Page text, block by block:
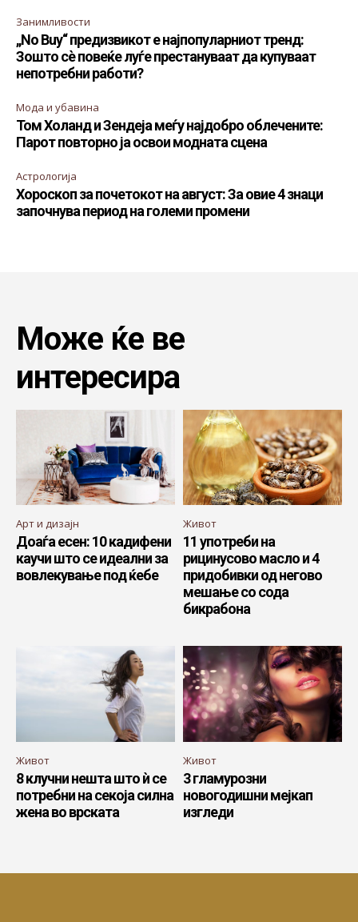
Занимливости
„No Buy“ предизвикот е најпопуларниот тренд:
Зошто сè повеќе луѓе престануваат да купуваат
непотребни работи?
Мода и убавина
Том Холанд и Зендеја меѓу најдобро облечените:
Парот повторно ја освои модната сцена
Астрологија
Хороскоп за почетокот на август: За овие 4 знаци
започнува период на големи промени
Може ќе ве
интересира
Арт и дизајн
Доаѓа есен: 10 кадифени
каучи што се идеални за
вовлекување под ќебе
Живот
11 употреби на
рицинусово масло и 4
придобивки од негово
мешање со сода
бикрабона
Живот
8 клучни нешта што ѝ се
потребни на секоја силна
жена во врската
Живот
3 гламурозни
новогодишни мејкап
изгледи